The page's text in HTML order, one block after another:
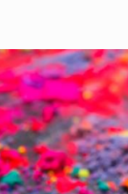
FILODIRITTO